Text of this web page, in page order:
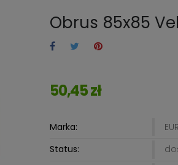
Obrus 85x85
50,45 zł
Marka:
Status: